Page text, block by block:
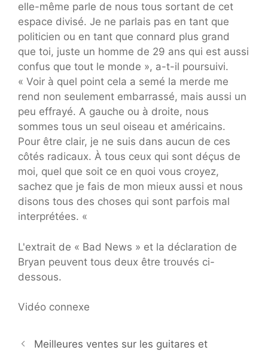
elle-même parle de nous tous sortant de cet
espace divisé. Je ne parlais pas en tant que
politicien ou en tant que connard plus grand
que toi, juste un homme de 29 ans qui est aussi
confus que tout le monde », a-t-il poursuivi.
« Voir à quel point cela a semé la merde me
rend non seulement embarrassé, mais aussi un
peu effrayé. A gauche ou à droite, nous
sommes tous un seul oiseau et américains.
Pour être clair, je ne suis dans aucun de ces
côtés radicaux. À tous ceux qui sont déçus de
moi, quel que soit ce en quoi vous croyez,
sachez que je fais de mon mieux aussi et nous
disons tous des choses qui sont parfois mal
interprétées. «
L'extrait de « Bad News » et la déclaration de
Bryan peuvent tous deux être trouvés ci-
dessous.
Vidéo connexe
Meilleures ventes sur les guitares et